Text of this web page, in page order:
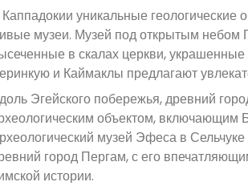
уникальные геологические
музеи. Музей под открытым небом
в скалах церкви,
и Каймаклы предлагают
Эгейского побережья, древний
объектом, включающим
музей Эфеса в
город Пергам, с его
истории.